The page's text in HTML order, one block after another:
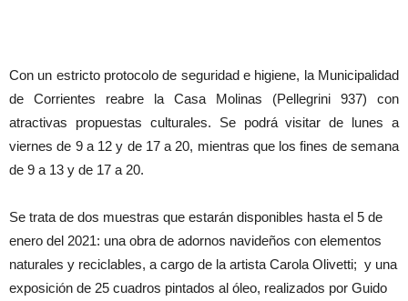
Con un estricto protocolo de seguridad e higiene, la Municipalidad
de Corrientes reabre la Casa Molinas (Pellegrini 937) con
atractivas propuestas culturales. Se podrá visitar de lunes a
viernes de 9 a 12 y de 17 a 20, mientras que los fines de semana
de 9 a 13 y de 17 a 20.
Se trata de dos muestras que estarán disponibles hasta el 5 de
enero del 2021: una obra de adornos navideños con elementos
naturales y reciclables, a cargo de la artista Carola Olivetti; y una
exposición de 25 cuadros pintados al óleo, realizados por Guido